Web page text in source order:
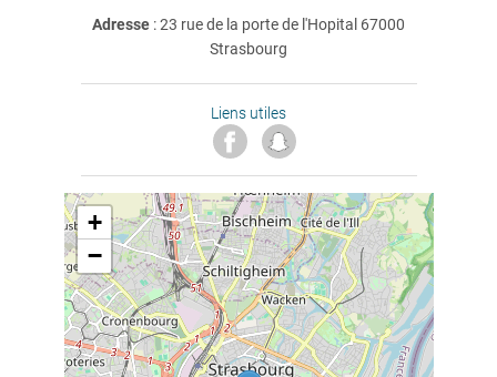
Adresse : 23 rue de la porte de l'Hopital 67000
Strasbourg
Liens utiles
+
−